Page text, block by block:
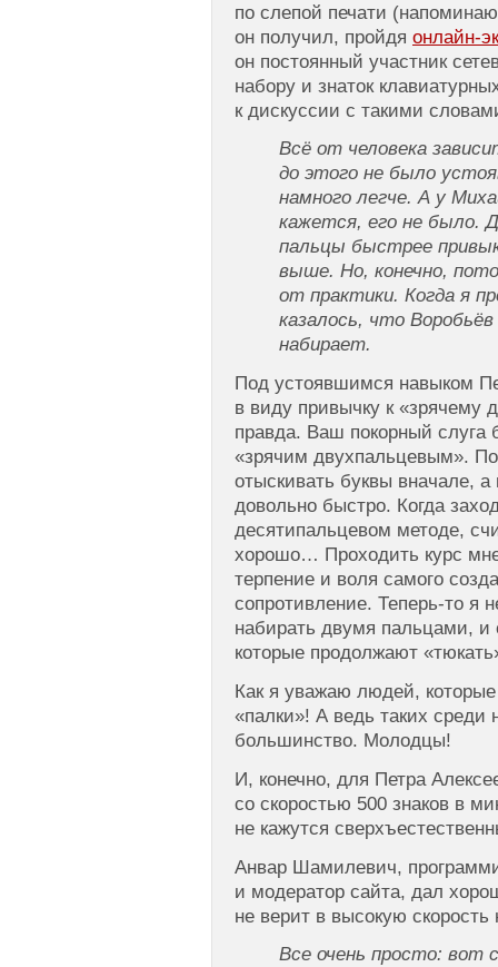
по слепой печати
он получил, пройдя онлайн-
он постоянный участник
набору и знаток
к дискуссии с такими
Всё от человека
до этого не было
намного легче. А у
кажется, его не было.
пальцы быстрее
выше. Но, конечно,
от практики. Когда я
казалось, что
набирает.
Под устоявшимся навыком
в виду привычку к «зрячему
правда. Ваш покорный слуга
«зрячим двухпальцевым».
отыскивать буквы вначале,
довольно быстро. Когда
десятипальцевом методе,
хорошо… Проходить курс
терпение и воля самого
сопротивление. Теперь-то я
набирать двумя пальцами,
которые продолжают
Как я уважаю людей,
«палки»! А ведь таких
большинство. Молодцы!
И, конечно, для Петра
со скоростью 500 знаков в
не кажутся
Анвар Шамилевич,
и модератор сайта, дал
не верит в высокую скорость
Все очень просто: вот